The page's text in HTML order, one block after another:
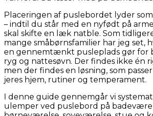
Placeringen af puslebordet lyder
– indtil du står med en nyfødt på
skal skifte en læk natble. Som
mange småbørnsfamilier har jeg set,
en gennemtænkt pusleplads gør for
ryg og nattesøvn. Der findes ikke én
men der findes en løsning, som
jeres hjem, rutiner og temperament.
I denne guide gennemgår vi
ulemper ved puslebord på